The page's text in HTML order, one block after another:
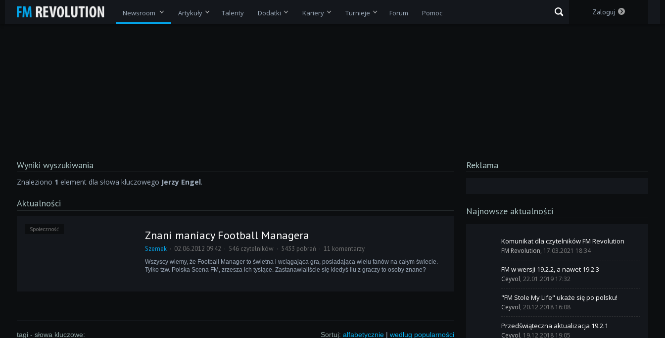
Newsroom Artykuły Talenty Dodatki Kariery Turnieje Forum Pomoc Zaloguj
Wyniki wyszukiwania
Znaleziono 1 element dla słowa kluczowego Jerzy Engel.
Aktualności
Społeczność Znani maniacy Football Managera
Szemek 02.06.2012 09:42 546 czytelników 5433 pobrań 11 komentarzy
Wszyscy wiemy, że Football Manager to świetna i wciągająca gra, posiadająca wielu fanów na całym świecie.
Tylko tzw. Polska Scena FM, zrzesza ich tysiące. Zastanawialiście się kiedyś ilu z graczy to osoby znane?
Sortuj: alfabetycznie |według popularności
tagi - słowa kluczowe:
Reklama
Najnowsze aktualności
Komunikat dla czytelników FM Revolution
FM Revolution, 17.03.2021 18:34
FM w wersji 19.2.2, a nawet 19.2.3
Ceyvol, 22.01.2019 17:32
"FM Stole My Life" ukaże się po polsku!
Ceyvol, 20.12.2018 16:08
Przedświąteczna aktualizacja 19.2.1
Ceyvol, 19.12.2018 19:05